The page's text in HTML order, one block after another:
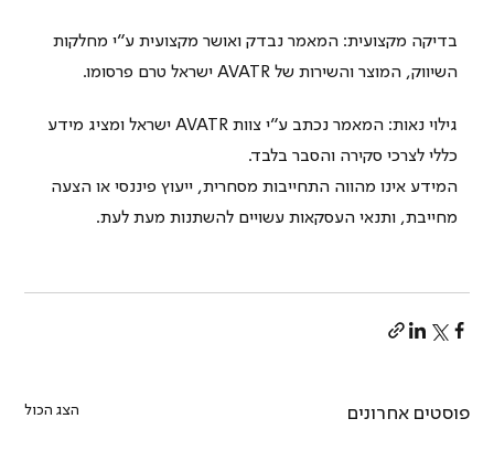
בדיקה מקצועית: המאמר נבדק ואושר מקצועית ע״י מחלקות
השיווק, המוצר והשירות של AVATR ישראל טרם פרסומו.
גילוי נאות: המאמר נכתב ע״י צוות AVATR ישראל ומציג מידע
כללי לצרכי סקירה והסבר בלבד.
המידע אינו מהווה התחייבות מסחרית, ייעוץ פיננסי או הצעה
מחייבת, ותנאי העסקאות עשויים להשתנות מעת לעת.
פוסטים אחרונים הצג הכול